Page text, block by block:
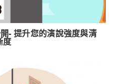
- 提升您的演說強度與清
度